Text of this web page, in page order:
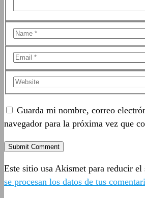
Guarda mi nombre, correo
navegador para la próxima vez que
Este sitio usa Akismet para reducir el
se procesan los datos de tus